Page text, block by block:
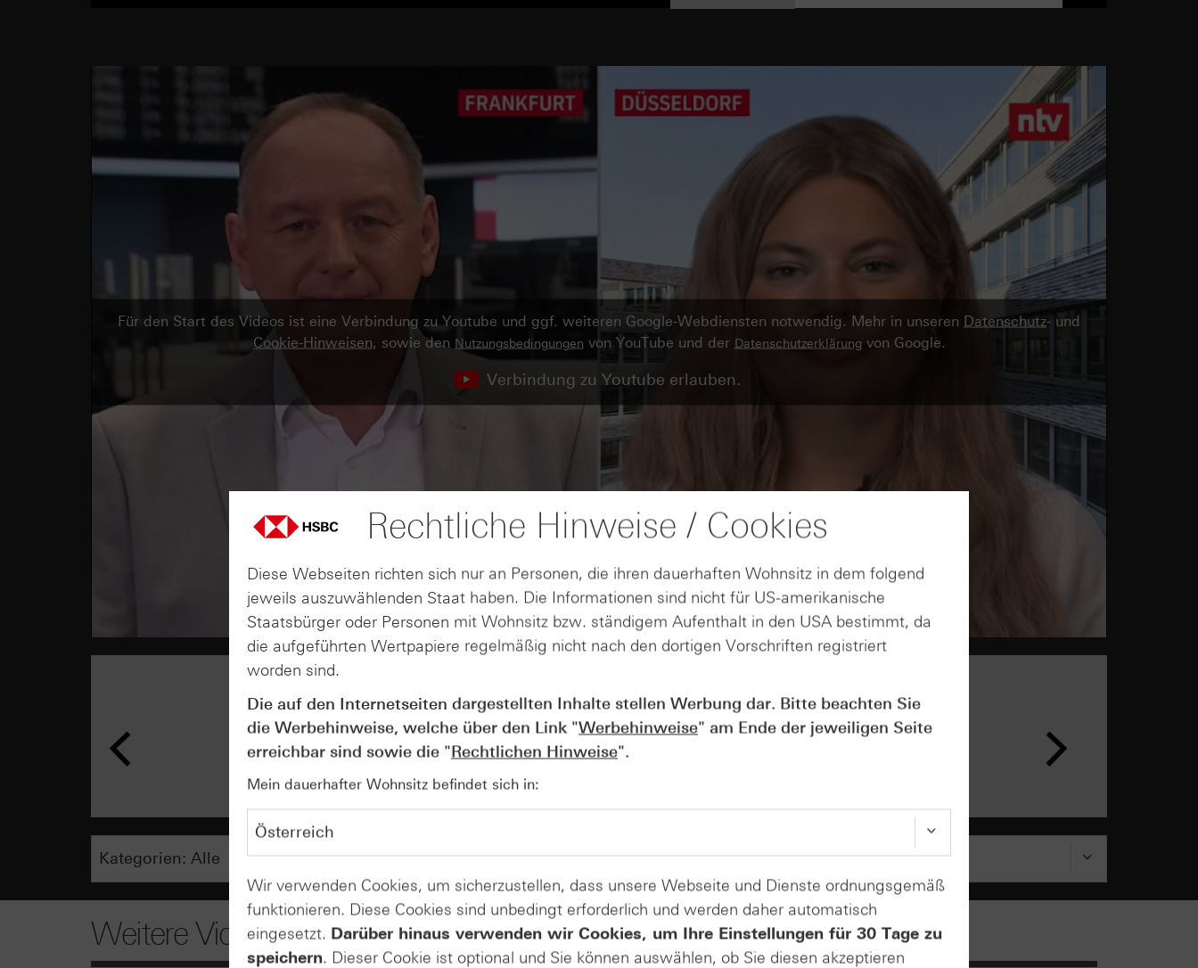
Für den Start des Videos ist eine Verbindung zu Youtube und ggf. weiteren Google-Webdiensten notwendig. Mehr in unseren Datenschutz- und
Cookie-Hinweisen, sowie den Nutzungsbedingungen von YouTube und der Datenschutzerklärung von Google.
Verbindung zu Youtube erlauben.
AUGUST
07
Wie lange bleibt der DAX® in
Rekordlaune? - ntv Zertifikate
07.08.26
Weitere Videos
Rechtliche Hinweise / Cookies
Diese Webseiten richten sich nur an Personen, die ihren dauerhaften Wohnsitz in dem folgend
jeweils auszuwählenden Staat haben. Die Informationen sind nicht für US-amerikanische
Staatsbürger oder Personen mit Wohnsitz bzw. ständigem Aufenthalt in den USA bestimmt, da
die aufgeführten Wertpapiere regelmäßig nicht nach den dortigen Vorschriften registriert
worden sind.
Die auf den Internetseiten dargestellten Inhalte stellen Werbung dar. Bitte beachten Sie
die Werbehinweise, welche über den Link "Werbehinweise" am Ende der jeweiligen Seite
erreichbar sind sowie die "Rechtlichen Hinweise".
Mein dauerhafter Wohnsitz befindet sich in:
Wir verwenden Cookies, um sicherzustellen, dass unsere Webseite und Dienste ordnungsgemäß
funktionieren. Diese Cookies sind unbedingt erforderlich und werden daher automatisch
eingesetzt. Darüber hinaus verwenden wir Cookies, um Ihre Einstellungen für 30 Tage zu
speichern. Dieser Cookie ist optional und Sie können auswählen, ob Sie diesen akzeptieren